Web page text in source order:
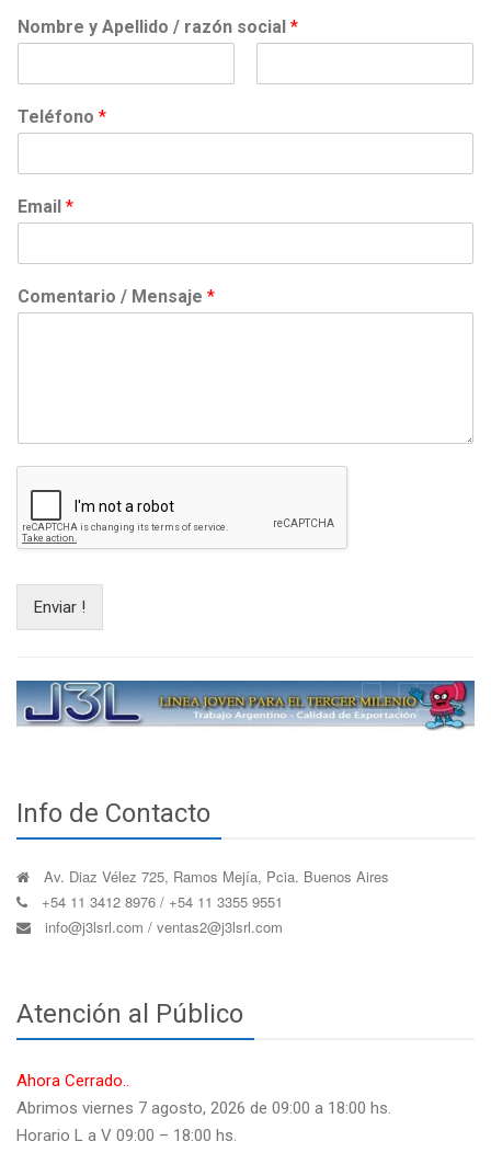
Nombre y Apellido / razón social *
o
m
e
i
Teléfono *
Email *
Comentario / Mensaje *
Enviar !
Info de Contacto
Av. Diaz Vélez 725, Ramos Mejía, Pcia. Buenos Aires
+54 11 3412 8976 / +54 11 3355 9551
info@j3lsrl.com / ventas2@j3lsrl.com
Atención al Público
Ahora Cerrado..
Abrimos viernes 7 agosto, 2026 de 09:00 a 18:00 hs.
Horario L a V 09:00 – 18:00 hs.